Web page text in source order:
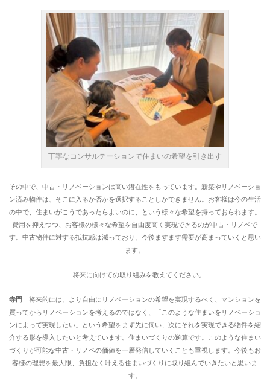
丁寧なコンサルテーションで住まいの希望を引き出す
その中で、中古・リノベーションは高い潜在性をもっています。新築やリノベーショ
ン済み物件は、そこに入るか否かを選択することしかできません。お客様は今の生活
の中で、住まいがこうであったらよいのに、という様々な希望を持っておられます。
費用を抑えつつ、お客様の様々な希望を自由度高く実現できるのが中古・リノベで
す。中古物件に対する抵抗感は減っており、今後ますます需要が高まっていくと思い
ます。
― 将来に向けての取り組みを教えてください。
寺門
将来的には、より自由にリノベーションの希望を実現するべく、マンションを
買ってからリノベーションを考えるのではなく、「このような住まいをリノベーショ
ンによって実現したい」という希望をまず先に伺い、次にそれを実現できる物件を紹
介する形を導入したいと考えています。住まいづくりの逆算です。このような住まい
づくりが可能な中古・リノベの価値を一層発信していくことも重視します。今後もお
客様の理想を最大限、負担なく叶える住まいづくりに取り組んでいきたいと思いま
す。